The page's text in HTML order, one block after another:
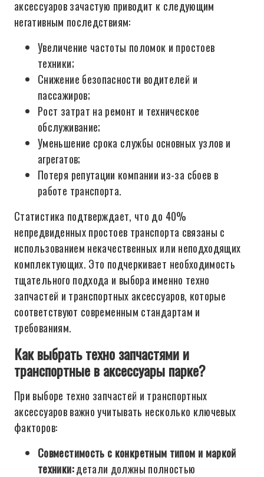
аксессуаров зачастую приводит к следующим
негативным последствиям:
Увеличение частоты поломок и простоев
техники;
Снижение безопасности водителей и
пассажиров;
Рост затрат на ремонт и техническое
обслуживание;
Уменьшение срока службы основных узлов и
агрегатов;
Потеря репутации компании из-за сбоев в
работе транспорта.
Статистика подтверждает, что до 40%
непредвиденных простоев транспорта связаны с
использованием некачественных или неподходящих
комплектующих. Это подчеркивает необходимость
тщательного подхода и выбора именно техно
запчастей и транспортных аксессуаров, которые
соответствуют современным стандартам и
требованиям.
Как выбрать техно запчастями и
транспортные в аксессуары парке?
При выборе техно запчастей и транспортных
аксессуаров важно учитывать несколько ключевых
факторов:
Совместимость с конкретным типом и маркой
техники:детали должны полностью